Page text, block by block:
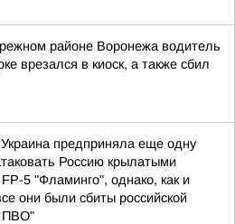
районе Воронежа водитель
врезался в киоск, а также сбил
предприняла еще одну
Россию крылатыми
5 "Фламинго", однако, как и
они были сбиты российской
ПВО"